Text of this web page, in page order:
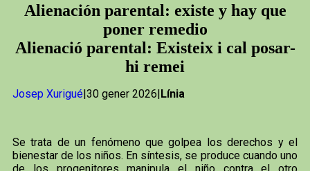
Alienación parental: existe y hay que
poner remedio
Alienació parental: Existeix i cal posar-
hi remei
Josep Xurigué|30 gener 2026|Línia
Se trata de un fenómeno que golpea los derechos y el
bienestar de los niños. En síntesis, se produce cuando uno
de los progenitores manipula el niño contra el otro